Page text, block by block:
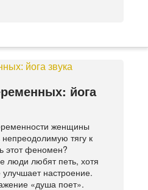
йога
женщины
тягу к
этот феномен?
люди любят петь, хотя
настроение.
«душа поет».